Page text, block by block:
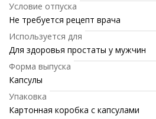
Условие отпуска
Не требуется рецепт врача
Используется для
Для здоровья простаты у мужчин
Форма выпуска
Капсулы
Упаковка
Картонная коробка с капсулами